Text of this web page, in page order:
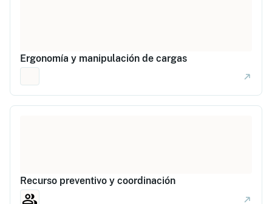
Ergonomía y manipulación de cargas
Recurso preventivo y coordinación